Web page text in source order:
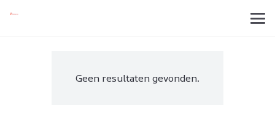
Geen resultaten gevonden.